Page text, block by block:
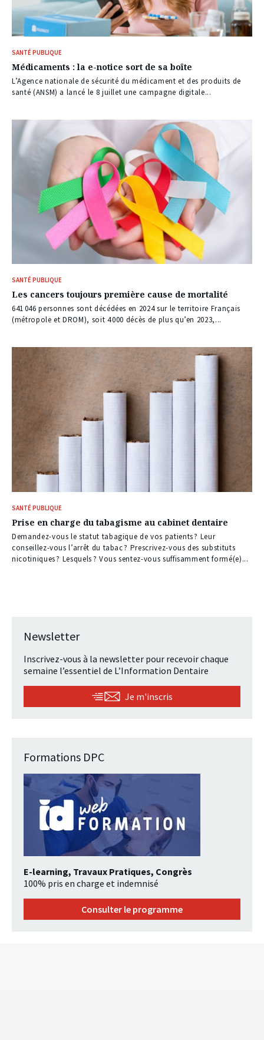
SANTÉ PUBLIQUE
Médicaments : la e-notice sort de sa boîte
L’Agence nationale de sécurité du médicament et des produits de
santé (ANSM) a lancé le 8 juillet une campagne digitale...
SANTÉ PUBLIQUE
Les cancers toujours première cause de mortalité
641 046 personnes sont décédées en 2024 sur le territoire Français
(métropole et DROM), soit 4 000 décès de plus qu’en 2023,...
SANTÉ PUBLIQUE
Prise en charge du tabagisme au cabinet dentaire
Demandez-vous le statut tabagique de vos patients ? Leur
conseillez-vous l’arrêt du tabac ? Prescrivez-vous des substituts
nicotiniques ? Lesquels ? Vous sentez-vous suffisamment formé(e)...
Newsletter
Inscrivez-vous à la newsletter pour recevoir chaque
semaine l’essentiel de L’Information Dentaire
Je m'inscris
Formations DPC
E-learning, Travaux Pratiques, Congrès
100% pris en charge et indemnisé
Consulter le programme